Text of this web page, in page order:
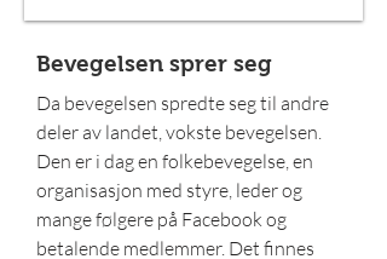
Bevegelsen sprer seg
Da bevegelsen spredte seg til andre
deler av landet, vokste bevegelsen.
Den er i dag en folkebevegelse, en
organisasjon med styre, leder og
mange følgere på Facebook og
betalende medlemmer. Det finnes